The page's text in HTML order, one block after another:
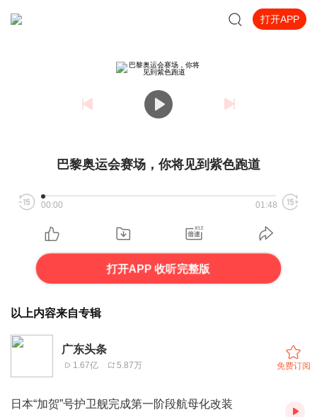
打开APP
巴黎奥运会赛场，你将见到紫色跑道
00:00 01:48
打开APP 收听完整版
以上内容来自专辑
广东头条
1.67亿 5.87万 免费订阅
日本“加贺”号护卫舰完成第一阶段航母化改装